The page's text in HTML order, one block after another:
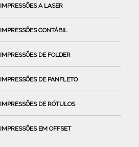
IMPRESSÕES A LASER
IMPRESSÕES CONTÁBIL
IMPRESSÕES DE FOLDER
IMPRESSÕES DE PANFLETO
IMPRESSÕES DE RÓTULOS
IMPRESSÕES EM OFFSET